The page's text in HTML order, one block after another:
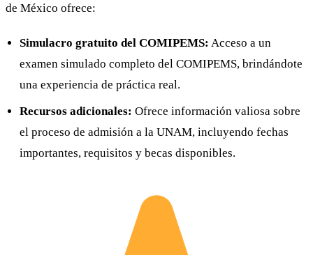
de México ofrece:
Simulacro gratuito del COMIPEMS: Acceso a un
examen simulado completo del COMIPEMS, brindándote
una experiencia de práctica real.
Recursos adicionales: Ofrece información valiosa sobre
el proceso de admisión a la UNAM, incluyendo fechas
importantes, requisitos y becas disponibles.